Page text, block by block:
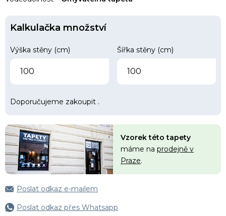
Kalkulačka množství
Výška stěny (cm) Šířka stěny (cm)
Doporučujeme zakoupit .
Vzorek této tapety
máme na prodejně v
Praze.
Poslat odkaz e-mailem
Poslat odkaz přes Whatsapp